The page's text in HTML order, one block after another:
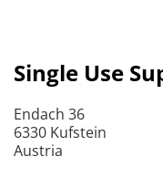
Single Use
Endach 36
6330 Kufstein
Austria